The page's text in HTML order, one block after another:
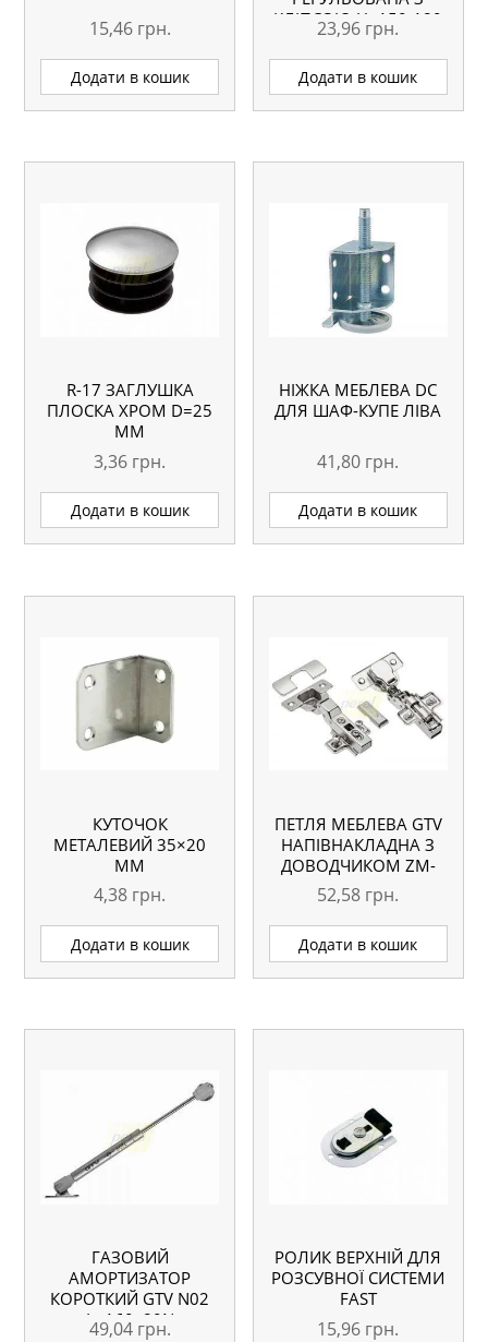
15,46 грн.
Додати в кошик
КЛІПСОЮ H=150-180
ММ
23,96 грн.
Додати в кошик
R-17 ЗАГЛУШКА
ПЛОСКА ХРОМ D=25
ММ
3,36 грн.
Додати в кошик
НІЖКА МЕБЛЕВА DC
ДЛЯ ШАФ-КУПЕ ЛІВА
41,80 грн.
Додати в кошик
КУТОЧОК
МЕТАЛЕВИЙ 35×20
ММ
4,38 грн.
Додати в кошик
ПЕТЛЯ МЕБЛЕВА GTV
НАПІВНАКЛАДНА З
ДОВОДЧИКОМ ZM-
ECHC08BEO
52,58 грн.
Додати в кошик
ГАЗОВИЙ
АМОРТИЗАТОР
КОРОТКИЙ GTV N02
L=160, 80N
49,04 грн.
РОЛИК ВЕРХНІЙ ДЛЯ
РОЗСУВНОЇ СИСТЕМИ
FAST
15,96 грн.